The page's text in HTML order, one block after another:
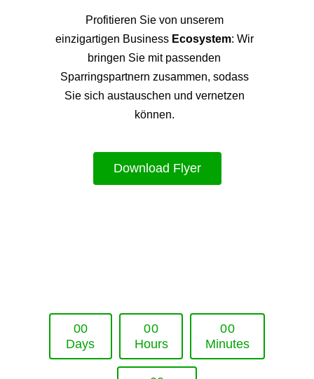
Profitieren Sie von unserem
einzigartigen Business Ecosystem: Wir
bringen Sie mit passenden
Sparringspartnern zusammen, sodass
Sie sich austauschen und vernetzen
können.
Download Flyer
00
Days
00
Hours
00
Minutes